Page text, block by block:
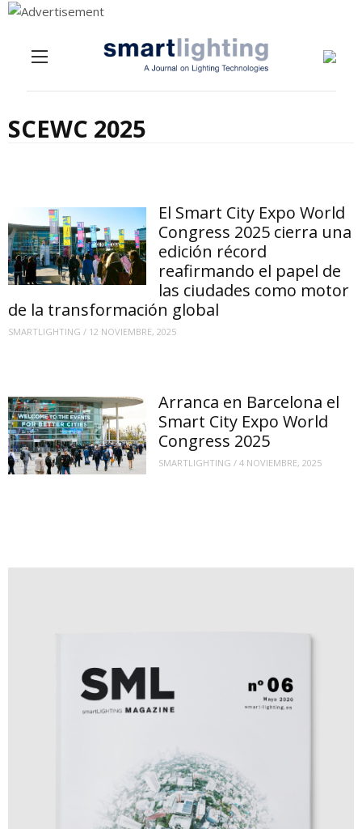
SCEWC 2025
El Smart City Expo World
Congress 2025 cierra una
edición récord
reafirmando el papel de
las ciudades como motor
de la transformación global
SMARTLIGHTING / 12 NOVIEMBRE, 2025
Arranca en Barcelona el
Smart City Expo World
Congress 2025
SMARTLIGHTING /4 NOVIEMBRE, 2025